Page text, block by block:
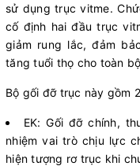
sử dụng trục vitme.
cố định hai đầu trục
giảm rung lắc, đảm
tăng tuổi thọ cho toàn
Bộ gối đỡ trục này gồm
EK: Gối đỡ chính,
nhiệm vai trò chịu lực
hiện tượng rơ trục khi